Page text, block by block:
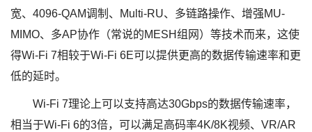
宽、4096-QAM调制、Multi-RU、多链路操作、增强MU-
MIMO、多AP协作（常说的MESH组网）等技术而来，这使
得Wi-Fi 7相较于Wi-Fi 6E可以提供更高的数据传输速率和更
低的延时。
Wi-Fi 7理论上可以支持高达30Gbps的数据传输速率，
相当于Wi-Fi 6的3倍，可以满足高码率4K/8K视频、VR/AR